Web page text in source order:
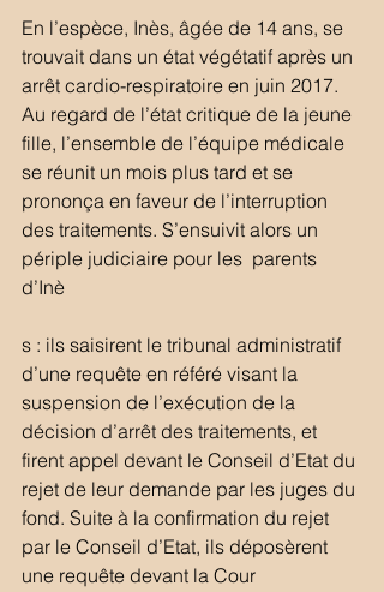
En l’espèce, Inès, âgée de 14 ans, se
trouvait dans un état végétatif après un
arrêt cardio-respiratoire en juin 2017.
Au regard de l’état critique de la jeune
fille, l’ensemble de l’équipe médicale
se réunit un mois plus tard et se
prononça en faveur de l’interruption
des traitements. S’ensuivit alors un
périple judiciaire pour les  parents
d’Inè
s : ils saisirent le tribunal administratif
d’une requête en référé visant la
suspension de l’exécution de la
décision d’arrêt des traitements, et
firent appel devant le Conseil d’Etat du
rejet de leur demande par les juges du
fond. Suite à la confirmation du rejet
par le Conseil d’Etat, ils déposèrent
une requête devant la Cour